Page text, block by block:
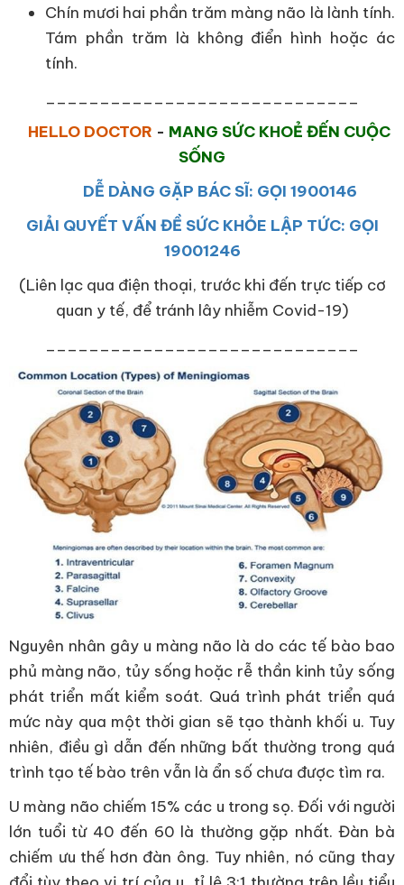
Chín mươi hai phần trăm màng não là lành tính.
Tám phần trăm là không điển hình hoặc ác
tính.
HELLO DOCTOR - MANG SỨC KHOẺ ĐẾN CUỘC
SỐNG
DỄ DÀNG GẶP BÁC SĨ: GỌI 1900146
GIẢI QUYẾT VẤN ĐỀ SỨC KHỎE LẬP TỨC: GỌI
19001246
(Liên lạc qua điện thoại, trước khi đến trực tiếp cơ
quan y tế, để tránh lây nhiễm Covid-19)
Nguyên nhân gây u màng não là do các tế bào bao
phủ màng não, tủy sống hoặc rễ thần kinh tủy sống
phát triển mất kiểm soát. Quá trình phát triển quá
mức này qua một thời gian sẽ tạo thành khối u. Tuy
nhiên, điều gì dẫn đến những bất thường trong quá
trình tạo tế bào trên vẫn là ẩn số chưa được tìm ra.
U màng não chiếm 15% các u trong sọ. Đối với người
lớn tuổi từ 40 đến 60 là thường gặp nhất. Đàn bà
chiếm ưu thế hơn đàn ông. Tuy nhiên, nó cũng thay